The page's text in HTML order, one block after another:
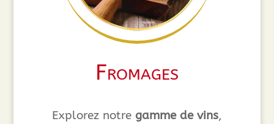
Fromages
Explorez notre gamme de vins,